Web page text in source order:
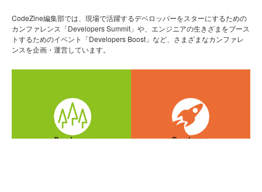
CodeZine編集部では、現場で活躍するデベロッパーをスターにするための
カンファレンス「Developers Summit」や、エンジニアの生きざまをブース
トするためのイベント「Developers Boost」など、さまざまなカンファレ
ンスを企画・運営しています。